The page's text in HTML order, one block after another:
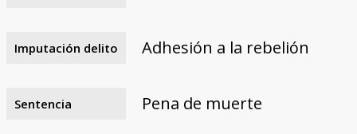
Imputación delito Adhesión a la rebelión
Sentencia Pena de muerte